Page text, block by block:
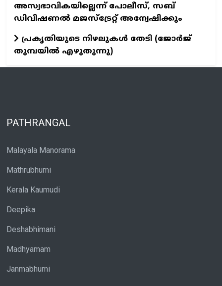
അസ്വഭാവികയില്ലെന്ന്‌ പോലീസ്‌, സബ്‌
ഡിവിഷണല്‍ മജസ്‌ട്രേറ്റ്‌ അന്വേഷിക്കും
പ്രകൃതിയുടെ നിഴലുകള്‍ തേടി (ജോര്‍ജ്‌
തുമ്പയില്‍ എഴുതുന്നു)
PATHRANGAL
Malayala Manorama
Mathrubhumi
Kerala Kaumudi
Deepika
Deshabhimani
Madhyamam
Janmabhumi